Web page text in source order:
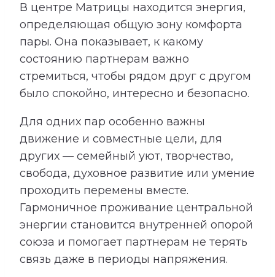
В центре Матрицы находится энергия,
определяющая общую зону комфорта
пары. Она показывает, к какому
состоянию партнерам важно
стремиться, чтобы рядом друг с другом
было спокойно, интересно и безопасно.
Для одних пар особенно важны
движение и совместные цели, для
других — семейный уют, творчество,
свобода, духовное развитие или умение
проходить перемены вместе.
Гармоничное проживание центральной
энергии становится внутренней опорой
союза и помогает партнерам не терять
связь даже в периоды напряжения.